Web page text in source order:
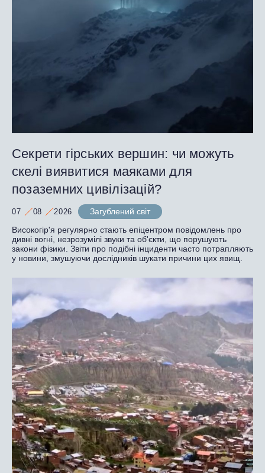
Секрети гірських вершин: чи можуть
скелі виявитися маяками для
позаземних цивілізацій?
07 08 2026
Загублений світ
Високогір'я регулярно стають епіцентром повідомлень про
дивні вогні, незрозумілі звуки та об'єкти, що порушують
закони фізики. Звіти про подібні інциденти часто потрапляють
у новини, змушуючи дослідників шукати причини цих явищ.